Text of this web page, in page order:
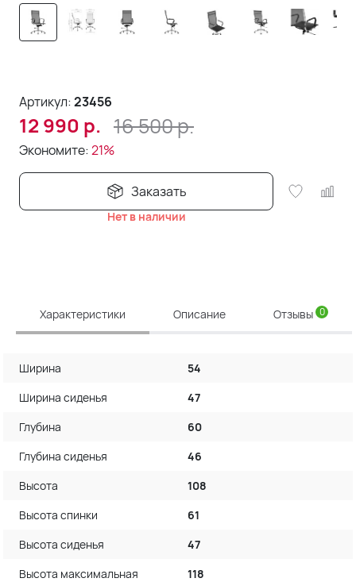
Артикул:23456
12 990 р. 16 500р.
Экономите:21%
Заказать
Нет в наличии
Характеристики Описание Отзывы 0
Ширина
54
Ширина сиденья
47
Глубина
60
Глубина сиденья
46
Высота
108
Высота спинки
61
Высота сиденья
47
Высота максимальная
118